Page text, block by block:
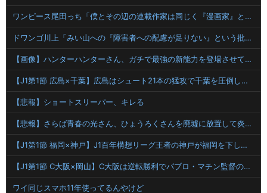
ワンピース尾田っち「僕とその辺の連載作家は同じく『漫画家』と呼ばれるけど、それが不満で。」
ドワンゴ川上「みい山への『障害者への配慮が足りない』という批判は害悪。障害者に関わると損をするのは事実。」
【画像】ハンターハンターさん、ガチで最強の新能力を登場させてしまうｗｗｗｗｗｗｗ
【J1第1節 広島×千葉】広島はシュート21本の猛攻で千葉を圧倒しホーム開幕戦を飾る！海外から復帰の川村がいきなりゴール
【悲報】ショートスリーパー、キレる
【悲報】さらば青春の光さん、ひょうろくさんを廃墟に放置して炎上ｗｗｗｗ
【J1第1節 福岡×神戸】J1百年構想リーグ王者の神戸が福岡を下し白星発進！エース大迫が決勝ゴール
【J1第1節 C大阪×岡山】C大阪は逆転勝利でパブロ・マチン監督の初陣飾る！ソロモン＆横山は百年構想リーグ岡山戦に続くゴール
ワイ同じスマホ11年使ってるんやけど